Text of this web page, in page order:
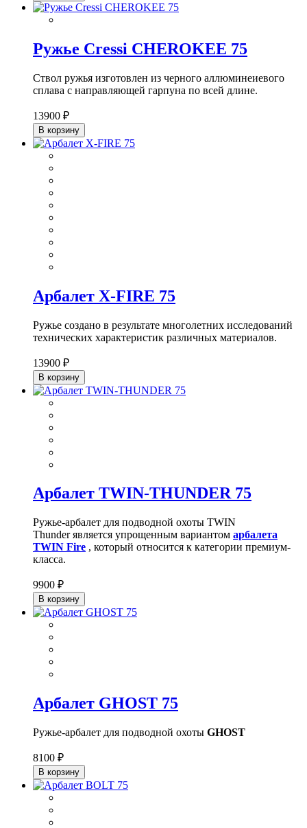
Ружье Cressi CHEROKEE 75
Ствол ружья изготовлен из черного аллюминеиевого
сплава с направляющей гарпуна по всей длине.
13900 ₽
В корзину
Арбалет X-FIRE 75
Ружье создано в результате многолетних исследований
технических характеристик различных материалов.
13900 ₽
В корзину
Арбалет TWIN-THUNDER 75
Ружье-арбалет для подводной охоты TWIN
Thunder является упрощенным вариантом арбалета
TWIN Fire , который относится к категории премиум-
класса.
9900 ₽
В корзину
Арбалет GHOST 75
Ружье-арбалет для подводной охоты GHOST
8100 ₽
В корзину